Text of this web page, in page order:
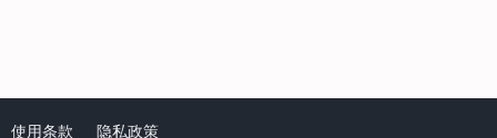
使用条款 隐私政策